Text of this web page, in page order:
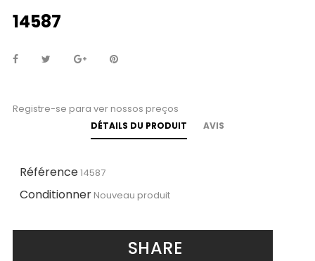
14587
Registre-se para ver nossos preços
DÉTAILS DU PRODUIT AVIS
Référence14587
Conditionner Nouveau produit
SHARE